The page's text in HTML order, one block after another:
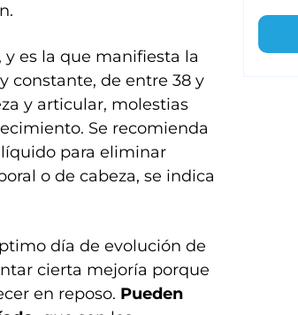
es la que manifiesta la
constante, de entre 38 y
y articular, molestias
Se recomienda
para eliminar
o de cabeza, se indica
día de evolución de
cierta mejoría porque
en reposo. Pueden